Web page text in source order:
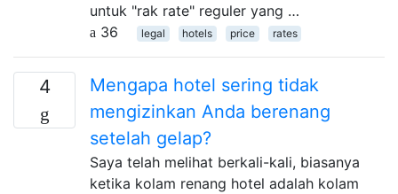
untuk "rak rate" reguler yang …
36
legal hotels price rates
4
Mengapa hotel sering tidak
mengizinkan Anda berenang
setelah gelap?
Saya telah melihat berkali-kali, biasanya
ketika kolam renang hotel adalah kolam